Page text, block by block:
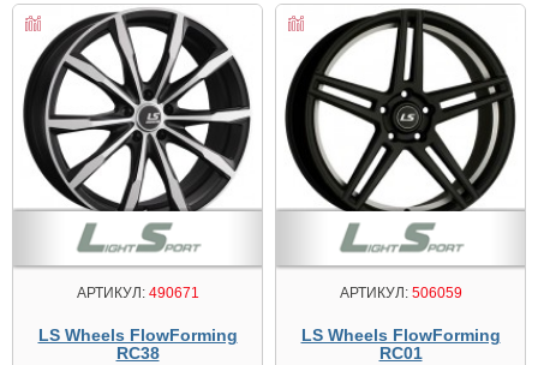
АРТИКУЛ:490671
LS Wheels FlowForming
RC38
АРТИКУЛ:506059
LS Wheels FlowForming
RC01